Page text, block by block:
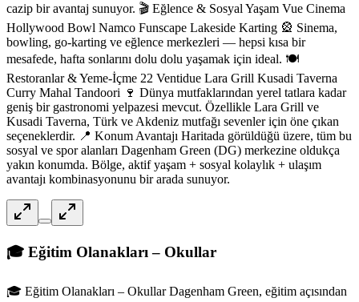
cazip bir avantaj sunuyor. 🎬 Eğlence & Sosyal Yaşam Vue Cinema
Hollywood Bowl Namco Funscape Lakeside Karting 🎡 Sinema,
bowling, go-karting ve eğlence merkezleri — hepsi kısa bir
mesafede, hafta sonlarını dolu dolu yaşamak için ideal. 🍽️
Restoranlar & Yeme-İçme 22 Ventidue Lara Grill Kusadi Taverna
Curry Mahal Tandoori 🍷 Dünya mutfaklarından yerel tatlara kadar
geniş bir gastronomi yelpazesi mevcut. Özellikle Lara Grill ve
Kusadi Taverna, Türk ve Akdeniz mutfağı sevenler için öne çıkan
seçeneklerdir. 📍 Konum Avantajı Haritada görüldüğü üzere, tüm bu
sosyal ve spor alanları Dagenham Green (DG) merkezine oldukça
yakın konumda. Bölge, aktif yaşam + sosyal kolaylık + ulaşım
avantajı kombinasyonunu bir arada sunuyor.
🎓 Eğitim Olanakları – Okullar
🎓 Eğitim Olanakları – Okullar Dagenham Green, eğitim açısından